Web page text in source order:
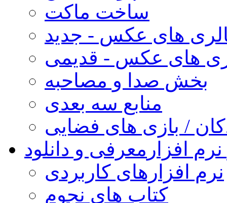
ساخت ماکت
های عکس - جدید
های عکس - قدیمی
بخش صدا و مصاحبه
منابع سه بعدی
/ بازی های فضایی
افزار معرفی و دانلود
نرم افزارهای کاربردی
کتاب های نجوم